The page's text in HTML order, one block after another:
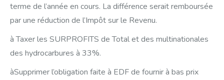
terme de l’année en cours. La différence serait remboursée
par une réduction de l’Impôt sur le Revenu.
à Taxer les SURPROFITS de Total et des multinationales
des hydrocarbures à 33%.
àSupprimer l’obligation faite à EDF de fournir à bas prix